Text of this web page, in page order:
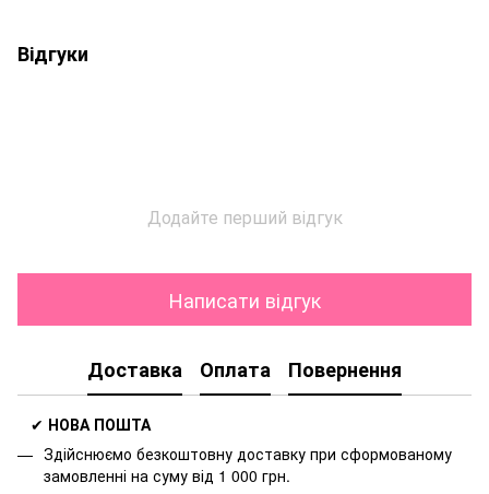
Відгуки
Додайте перший відгук
Написати відгук
Доставка Оплата Повернення
✔ НОВА ПОШТА
Здійснюємо безкоштовну доставку при сформованому
замовленні на суму від 1 000 грн.